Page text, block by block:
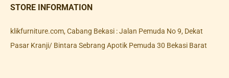
STORE INFORMATION
klikfurniture.com, Cabang Bekasi : Jalan Pemuda No 9, Dekat
Pasar Kranji/ Bintara Sebrang Apotik Pemuda 30 Bekasi Barat